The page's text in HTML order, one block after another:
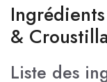
&
Liste des